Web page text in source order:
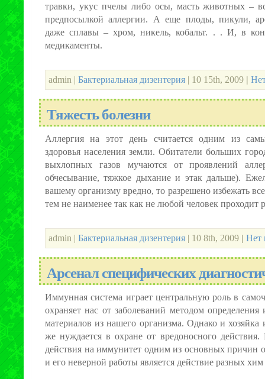
травки, укус пчелы либо осы, масть животных –
предпосылкой аллергии. А еще плоды, пикули,
даже сплавы – хром, никель, кобальт. . . И, в
медикаменты.
admin | Бактериальная дизентерия | 10 15th, 2009 |
Тяжесть болезни
Аллергия на этот день считается одним из
здоровья населения земли. Обитатели больших
выхлопных газов мучаются от проявлений
обчесывание, тяжкое дыхание и этак дальше).
вашему организму вредно, то разрешено избежать
тем не наименее так как не любой человек проходит
admin | Бактериальная дизентерия | 10 8th, 2009 | Нет
Арсенал специфических
Иммунная система играет центральную роль в
охраняет нас от заболеваний методом
материалов из нашего организма. Однако и хозяйка
же нуждается в охране от вредоносного действия.
действия на иммунитет одним из основных причин
и его неверной работы является действие разных